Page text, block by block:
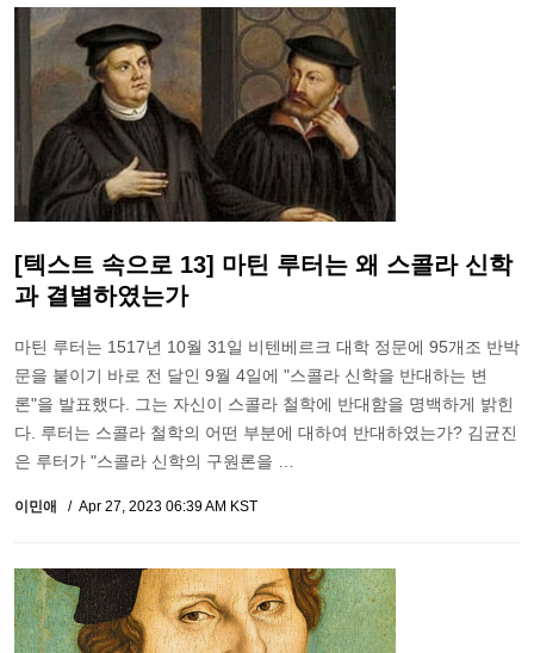
[텍스트 속으로 13] 마틴 루터는 왜 스콜라 신학
과 결별하였는가
마틴 루터는 1517년 10월 31일 비텐베르크 대학 정문에 95개조 반박
문을 붙이기 바로 전 달인 9월 4일에 "스콜라 신학을 반대하는 변
론"을 발표했다. 그는 자신이 스콜라 철학에 반대함을 명백하게 밝힌
다. 루터는 스콜라 철학의 어떤 부분에 대하여 반대하였는가? 김균진
은 루터가 "스콜라 신학의 구원론을 …
이민애 Apr 27, 2023 06:39 AM KST